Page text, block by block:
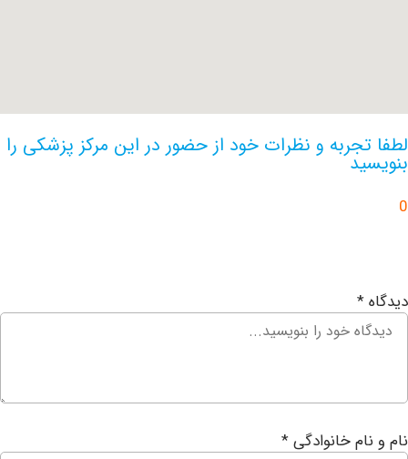
و نظرات خود از حضور در این مرکز پزشکی را
خانوادگی*